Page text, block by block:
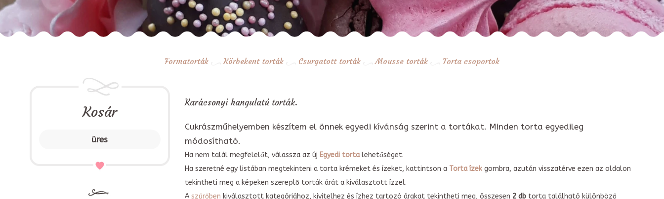
Formatorták Körbekent torták Csurgatott torták Mousse torták Torta csoportok
Kosár
üres
Karácsonyi hangulatú torták.
Cukrászműhelyemben készítem el önnek egyedi kívánság szerint a tortákat. Minden torta egyedileg
módosítható.
Ha nem talál megfelelőt, válassza az új Egyedi tortalehetőséget.
Ha szeretné egy listában megtekinteni a torta krémeket és ízeket, kattintson a Torta ízekgombra, azután visszatérve ezen az oldalon
tekintheti meg a képeken szereplő torták árát a kiválasztott ízzel.
A szűrőben kiválasztott kategóriához, kivitelhez és ízhez tartozó árakat tekintheti meg, összesen 2 dbtorta található különböző